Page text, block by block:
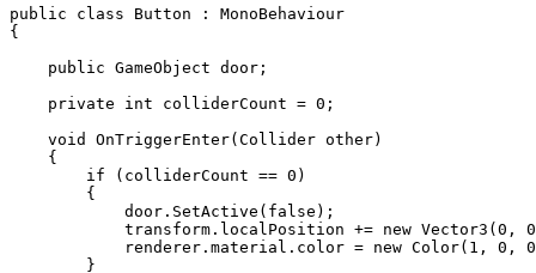
public class Button : MonoBehaviour
{
    public GameObject door;
    private int colliderCount = 0;
    void OnTriggerEnter(Collider other)
    {
        if (colliderCount == 0)
        {
            door.SetActive(false);
transform.localPosition += new Vector3(0,
renderer.material.color = new Color(1, 0,
        }